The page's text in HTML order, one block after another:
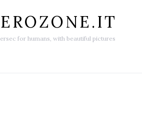
for humans, with beautiful pictures